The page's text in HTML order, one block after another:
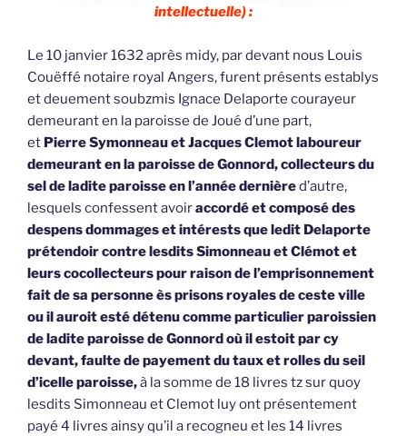
intellectuelle) :
Le 10 janvier 1632 après midy, par devant nous Louis
Couëffé notaire royal Angers, furent présents establys
et deuement soubzmis Ignace Delaporte courayeur
demeurant en la paroisse de Joué d’une part,
et Pierre Symonneau et Jacques Clemot laboureur
demeurant en la paroisse de Gonnord, collecteurs du
sel de ladite paroisse en l’année dernièred’autre,
lesquels confessent avoiraccordé et composé des
despens dommages et intérests que ledit Delaporte
prétendoir contre lesdits Simonneau et Clémot et
leurs cocollecteurs pour raison de l’emprisonnement
fait de sa personne ès prisons royales de ceste ville
ou il auroit esté détenu comme particulier paroissien
de ladite paroisse de Gonnord où il estoit par cy
devant, faulte de payement du taux et rolles du seil
d’icelle paroisse,à la somme de 18 livres tz sur quoy
lesdits Simonneau et Clemot luy ont présentement
payé 4 livres ainsy qu’il a recogneu et les 14 livres